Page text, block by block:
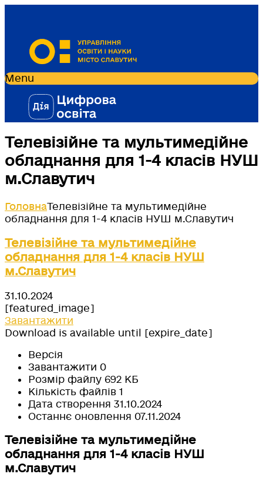
Menu
Телевізійне та мультимедійне
обладнання для 1-4 класів НУШ
м.Славутич
ГоловнаТелевізійне та мультимедійне
обладнання для 1-4 класів НУШ м.Славутич
Телевізійне та мультимедійне
обладнання для 1-4 класів НУШ
м.Славутич
31.10.2024
[featured_image]
Завантажити
Download is available until [expire_date]
Версія
Завантажити 0
Розмір файлу 692 КБ
Кількість файлів 1
Дата створення 31.10.2024
Останнє оновлення 07.11.2024
Телевізійне та мультимедійне
обладнання для 1-4 класів НУШ
м.Славутич